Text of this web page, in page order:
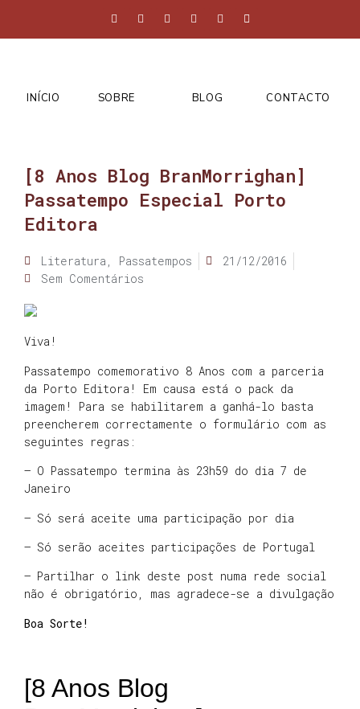
INÍCIO SOBRE BLOG CONTACTO
[8 Anos Blog BranMorrighan]
Passatempo Especial Porto
Editora
Literatura , Passatempos
21/12/2016
Sem Comentários
Viva!
Passatempo comemorativo 8 Anos com a parceria
da Porto Editora! Em causa está o pack da
imagem! Para se habilitarem a ganhá-lo basta
preencherem correctamente o formulário com as
seguintes regras:
– O Passatempo termina às 23h59 do dia 7 de
Janeiro
– Só será aceite uma participação por dia
– Só serão aceites participações de Portugal
– Partilhar o link deste post numa rede social
não é obrigatório, mas agradece-se a divulgação
Boa Sorte!